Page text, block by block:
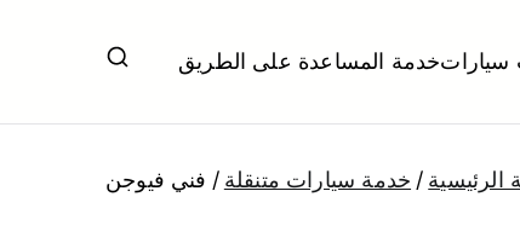
بطاريات بارخص الاسعار
سياراتخدمة المساعدة على الطريق
الرئيسية خدمة سيارات متنقلة فني فيوجن